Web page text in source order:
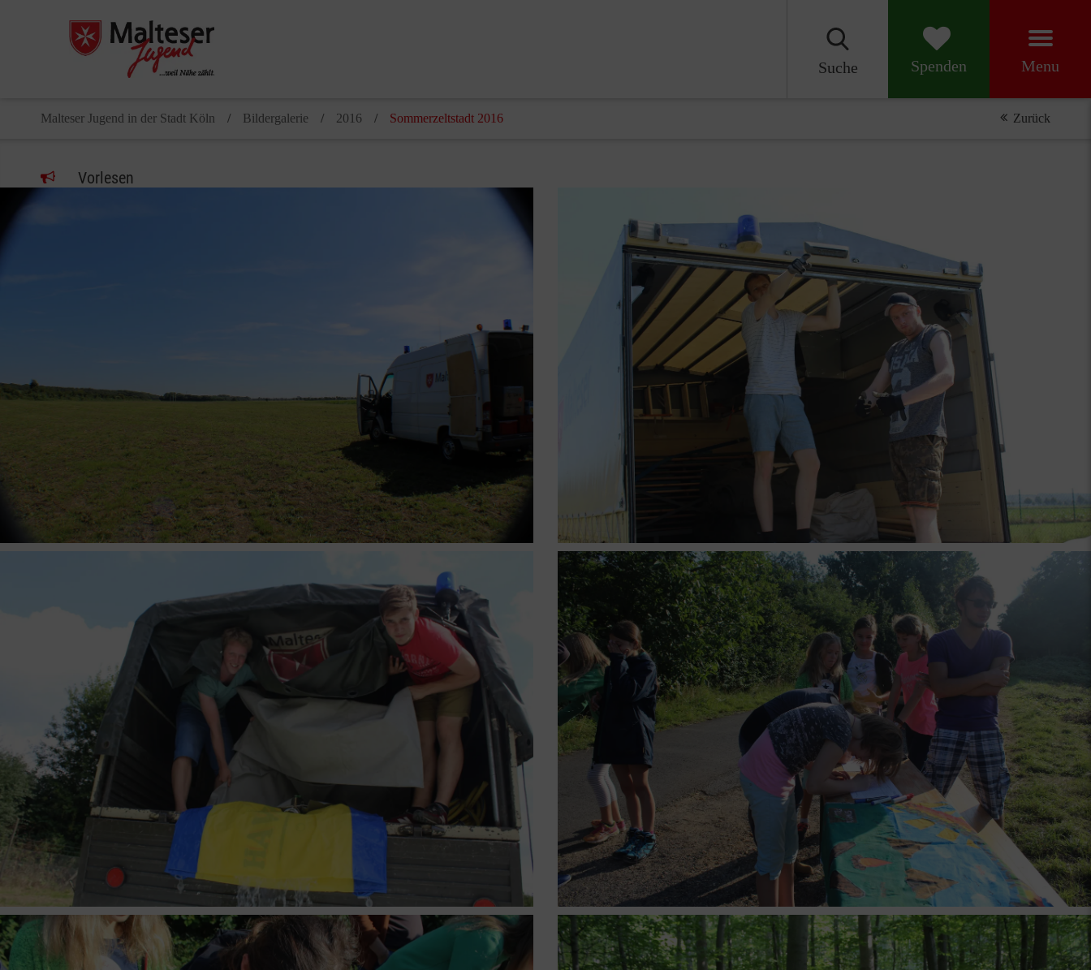
Suche Spenden Menu
Malteser Jugend in der Stadt Köln Bildergalerie 2016 Sommerzeltstadt 2016 Zurück
Vorlesen